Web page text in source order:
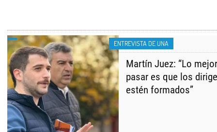
ENTREVISTA DE UNA
Martín Juez: “Lo
pasar es que los
estén formados”